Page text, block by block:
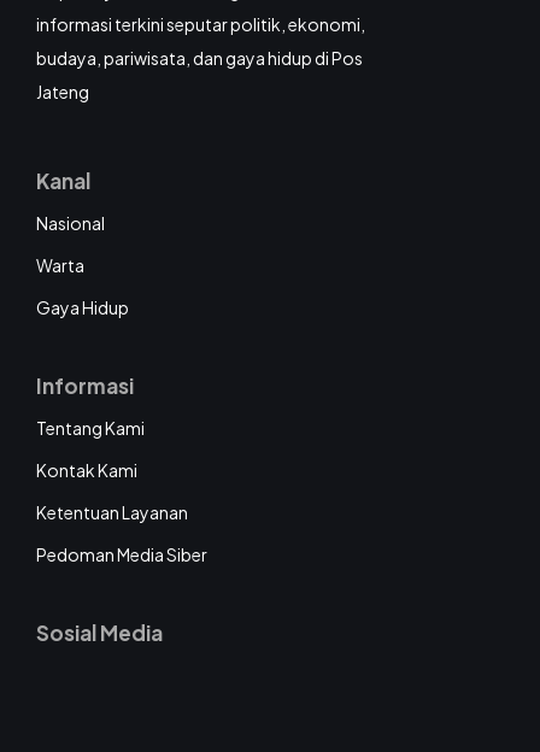
informasi terkini seputar politik, ekonomi,
budaya, pariwisata, dan gaya hidup di Pos
Jateng
Kanal
Nasional
Warta
Gaya Hidup
Informasi
Tentang Kami
Kontak Kami
Ketentuan Layanan
Pedoman Media Siber
Sosial Media